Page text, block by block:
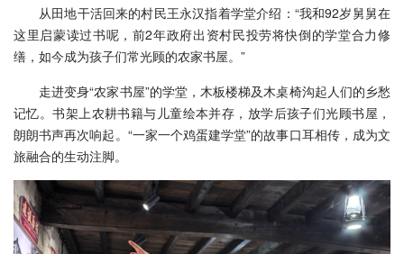
从田地干活回来的村民王永汉指着学堂介绍：“我和92岁舅舅在
这里启蒙读过书呢，前2年政府出资村民投劳将快倒的学堂合力修
缮，如今成为孩子们常光顾的农家书屋。”
走进变身“农家书屋”的学堂，木板楼梯及木桌椅沟起人们的乡愁
记忆。书架上农耕书籍与儿童绘本并存，放学后孩子们光顾书屋，
朗朗书声再次响起。“一家一个鸡蛋建学堂”的故事口耳相传，成为文
旅融合的生动注脚。